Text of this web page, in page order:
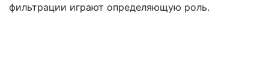
фильтрации играют определяющую роль.